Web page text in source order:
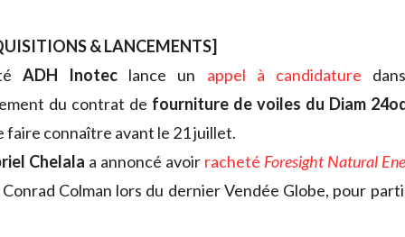
& LANCEMENTS]
ADH Inotec lance un appel à candidature
du contrat de fourniture de voiles du Diam
faire connaître avant le 21 juillet.
Chelala a annoncé avoir racheté Foresight Natural
Colman lors du dernier Vendée Globe, pour